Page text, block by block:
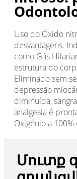
Uso do Óxido
desvantagens.
como Gás
estrutura do
Eliminado sem
depressão
diminuída,
analgesia é
Oxigênio a
Մուտք